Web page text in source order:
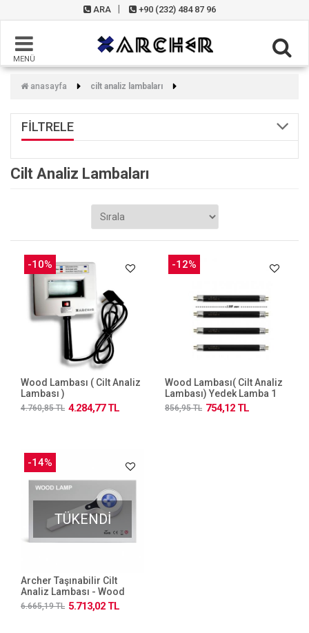
ARA +90 (232) 484 87 96
MENÜ
anasayfa cilt analiz lambaları
FİLTRELE
Cilt Analiz Lambaları
-10%
Wood Lambası ( Cilt Analiz
Lambası )
4.284,77 TL
4.760,85 TL
-12%
Wood Lambası( Cilt Analiz
Lambası) Yedek Lamba 1
Adet
754,12 TL
856,95 TL
-14%
TÜKENDİ
Archer Taşınabilir Cilt
Analiz Lambası - Wood
Lamp-Wood Lambası
5.713,02 TL
6.665,19 TL